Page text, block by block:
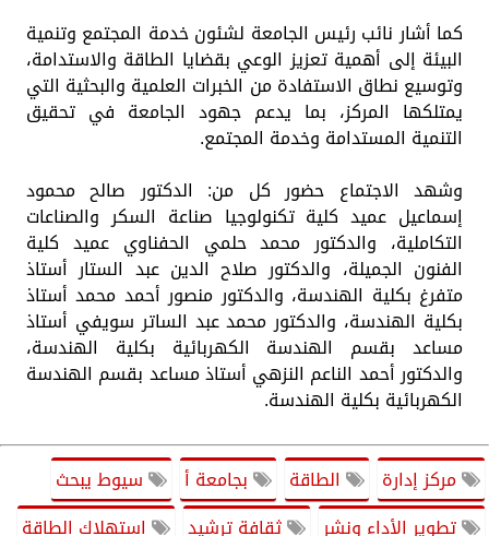
كما أشار نائب رئيس الجامعة لشئون خدمة المجتمع وتنمية
البيئة إلى أهمية تعزيز الوعي بقضايا الطاقة والاستدامة،
وتوسيع نطاق الاستفادة من الخبرات العلمية والبحثية التي
يمتلكها المركز، بما يدعم جهود الجامعة في تحقيق
التنمية المستدامة وخدمة المجتمع.
وشهد الاجتماع حضور كل من: الدكتور صالح محمود
إسماعيل عميد كلية تكنولوجيا صناعة السكر والصناعات
التكاملية، والدكتور محمد حلمي الحفناوي عميد كلية
الفنون الجميلة، والدكتور صلاح الدين عبد الستار أستاذ
متفرغ بكلية الهندسة، والدكتور منصور أحمد محمد أستاذ
بكلية الهندسة، والدكتور محمد عبد الساتر سويفي أستاذ
مساعد بقسم الهندسة الكهربائية بكلية الهندسة،
والدكتور أحمد الناعم النزهي أستاذ مساعد بقسم الهندسة
الكهربائية بكلية الهندسة.
مركز إدارة الطاقة بجامعة أ
سيوط يبحث
تطوير الأداء ونشر
ثقافة ترشيد استهلاك الطاقة